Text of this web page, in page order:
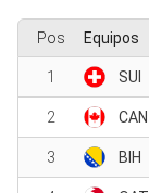
Pos Equipos
1 SUI
2 CAN
3 BIH